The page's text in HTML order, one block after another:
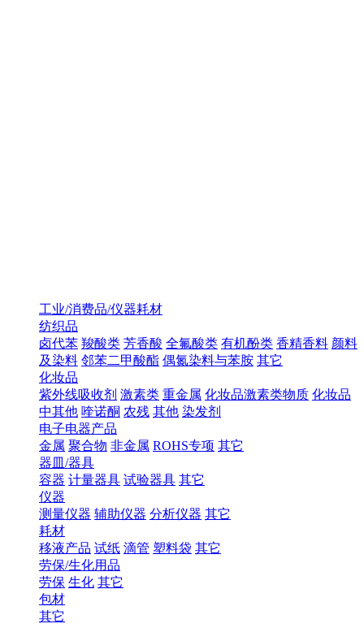
工业/消费品/仪器耗材
纺织品
卤代苯 羧酸类 芳香酸 全氟酸类 有机酚类 香精香料 颜料
及染料 邻苯二甲酸酯 偶氮染料与苯胺 其它
化妆品
紫外线吸收剂 激素类 重金属 化妆品激素类物质 化妆品
中其他 喹诺酮 农残 其他 染发剂
电子电器产品
金属 聚合物 非金属 ROHS专项 其它
器皿/器具
容器 计量器具 试验器具 其它
仪器
测量仪器 辅助仪器 分析仪器 其它
耗材
移液产品 试纸 滴管 塑料袋 其它
劳保/生化用品
劳保 生化 其它
包材
其它